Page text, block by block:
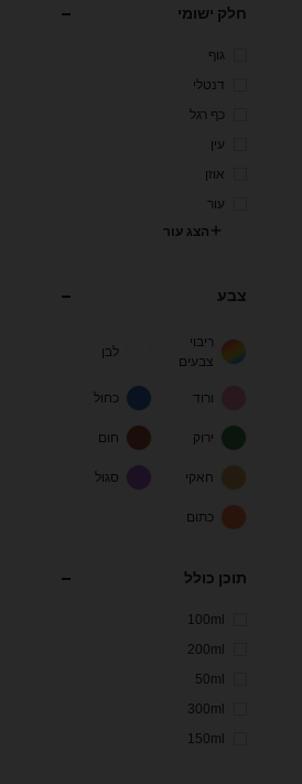
חלק ישומי
גוף
דנטלי
כף רגל
עין
אוזן
עור
הצג עור
צבע
ריבוי
צבעים
לבן
ורוד כחול
ירוק חום
חאקי סגול
כתום
תוכן כולל
100ml
200ml
50ml
300ml
150ml